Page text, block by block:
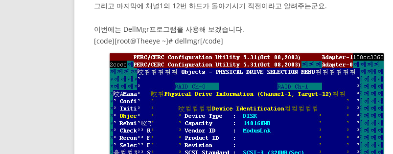
그리고 마지막에 채널1의 12번 하드가 돌아기시기 직전이라고 알려주는군요.
이번에는 DellMgr프로그램을 사용해 보겠습니다.
[code][root@Theeye ~]# dellmgr[/code]